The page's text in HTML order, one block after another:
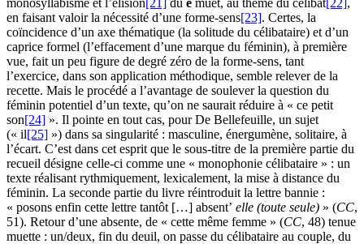
monosyllabisme et l’élision[21] du e muet, au thème du célibat[22],
en faisant valoir la nécessité d’une forme-sens[23]. Certes, la
coïncidence d’un axe thématique (la solitude du célibataire) et d’un
caprice formel (l’effacement d’une marque du féminin), à première
vue, fait un peu figure de degré zéro de la forme-sens, tant
l’exercice, dans son application méthodique, semble relever de la
recette. Mais le procédé a l’avantage de soulever la question du
féminin potentiel d’un texte, qu’on ne saurait réduire à « ce petit
son[24] ». Il pointe en tout cas, pour De Bellefeuille, un sujet
(« il[25] ») dans sa singularité : masculine, énergumène, solitaire, à
l’écart. C’est dans cet esprit que le sous-titre de la première partie du
recueil désigne celle-ci comme une « monophonie célibataire » : un
texte réalisant rythmiquement, lexicalement, la mise à distance du
féminin. La seconde partie du livre réintroduit la lettre bannie :
« posons enfin cette lettre tantôt […] absent’ elle (toute seule) » (CC,
51). Retour d’une absente, de « cette même femme » (CC, 48) tenue
muette : un/deux, fin du deuil, on passe du célibataire au couple, du